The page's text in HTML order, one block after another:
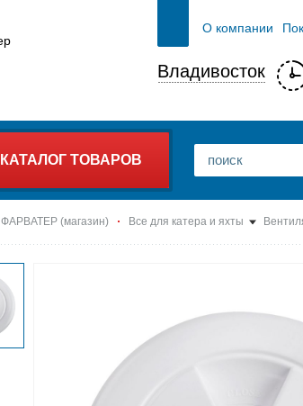
О компании
Владивосток
КАТАЛОГ ТОВАРОВ
ФАРВАТЕР (магазин) Все для катера и яхты